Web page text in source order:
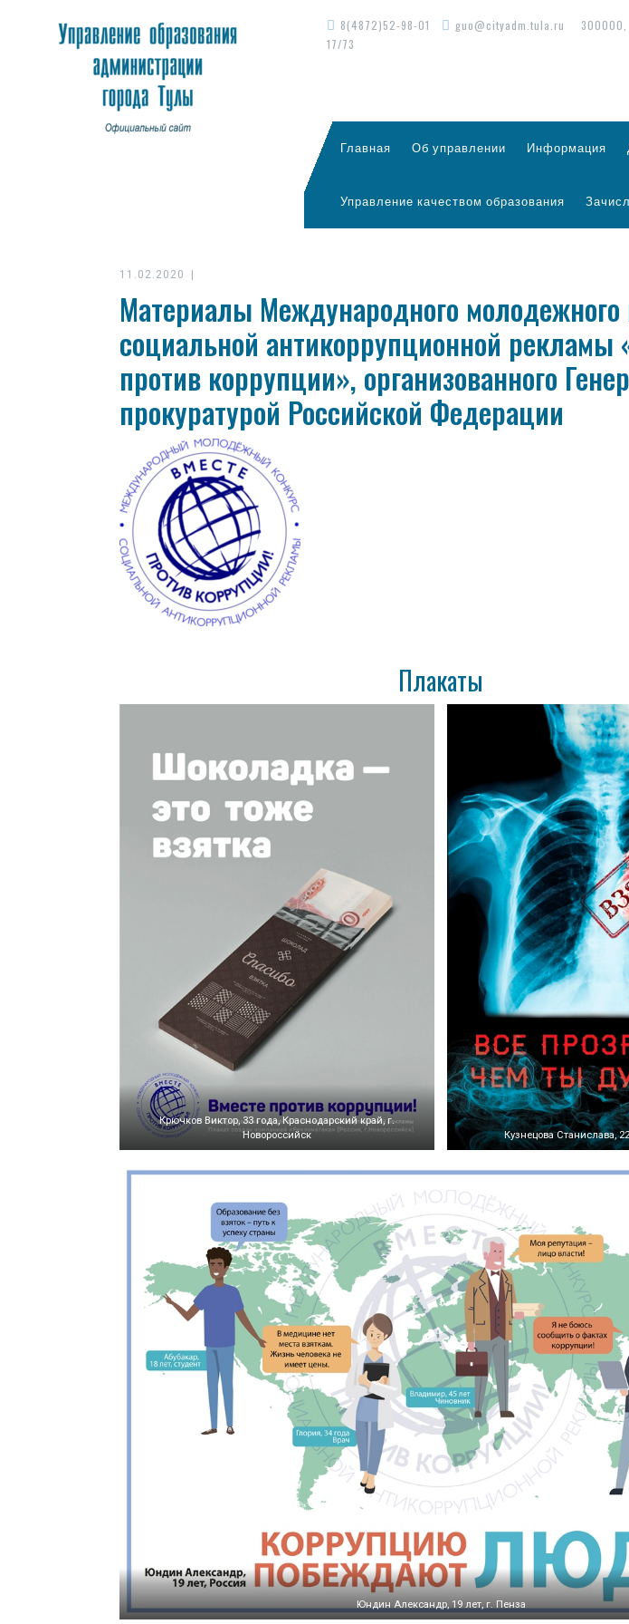
8(4872)52-98-01 guo@cityadm.tula.ru
300000,
17/73
Главная Об управлении Информация
Управление качеством образования
11.02.2020
Материалы Международного молодежного
социальной антикоррупционной рекламы
против коррупции», организованного
прокуратурой Российской Федерации
Плакаты
Крючков Виктор, 33 года, Краснодарский край, г.
Новороссийск
Кузнецова Станислава,
Юндин Александр, 19 лет, г. Пенза